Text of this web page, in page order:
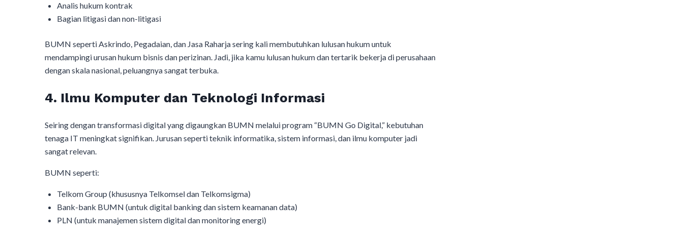
Analis hukum kontrak
Bagian litigasi dan non-litigasi
BUMN seperti Askrindo, Pegadaian, dan Jasa Raharja sering kali membutuhkan lulusan hukum untuk
mendampingi urusan hukum bisnis dan perizinan. Jadi, jika kamu lulusan hukum dan tertarik bekerja di perusahaan
dengan skala nasional, peluangnya sangat terbuka.
4. Ilmu Komputer dan Teknologi Informasi
Seiring dengan transformasi digital yang digaungkan BUMN melalui program “BUMN Go Digital,” kebutuhan
tenaga IT meningkat signifikan. Jurusan seperti teknik informatika, sistem informasi, dan ilmu komputer jadi
sangat relevan.
BUMN seperti:
Telkom Group (khususnya Telkomsel dan Telkomsigma)
Bank-bank BUMN (untuk digital banking dan sistem keamanan data)
PLN (untuk manajemen sistem digital dan monitoring energi)